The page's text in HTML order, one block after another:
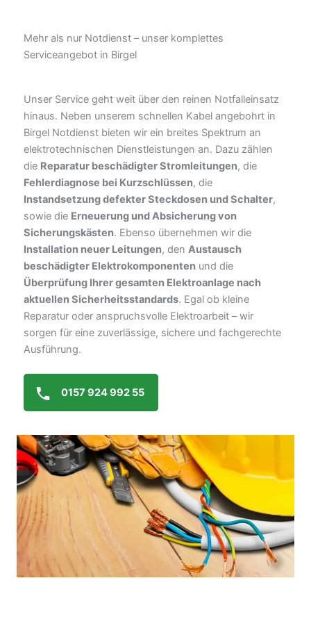
Mehr als nur Notdienst – unser komplettes
Serviceangebot in Birgel
Unser Service geht weit über den reinen Notfalleinsatz
hinaus. Neben unserem schnellen Kabel angebohrt in
Birgel Notdienst bieten wir ein breites Spektrum an
elektrotechnischen Dienstleistungen an. Dazu zählen
die Reparatur beschädigter Stromleitungen, die
Fehlerdiagnose bei Kurzschlüssen, die
Instandsetzung defekter Steckdosen und Schalter,
sowie die Erneuerung und Absicherung von
Sicherungskästen. Ebenso übernehmen wir die
Installation neuer Leitungen, den Austausch
beschädigter Elektrokomponenten und die
Überprüfung Ihrer gesamten Elektroanlage nach
aktuellen Sicherheitsstandards. Egal ob kleine
Reparatur oder anspruchsvolle Elektroarbeit – wir
sorgen für eine zuverlässige, sichere und fachgerechte
Ausführung.
0157 924 992 55